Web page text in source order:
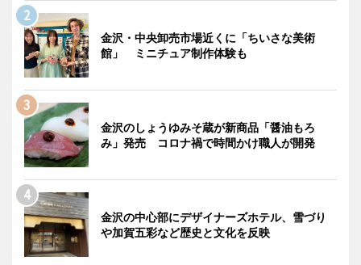
金沢・中央卸売市場近くに「ちいさな美術
館」 ミニチュア制作体験も
金沢のしょうゆみそ蔵が新商品「醤油もろ
み」発売 コロナ禍で時間かけ職人が開発
金沢の中心部にデザイナーズホテル、雪づり
や加賀五彩など歴史と文化を反映